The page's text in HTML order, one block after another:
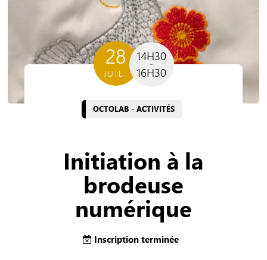
28
JUIL.
14H30
16H30
OCTOLAB - ACTIVITÉS
Initiation à la
brodeuse
numérique
Inscription terminée